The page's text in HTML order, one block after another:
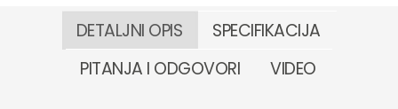
DETALJNI OPIS
SPECIFIKACIJA
PITANJA I ODGOVORI
VIDEO